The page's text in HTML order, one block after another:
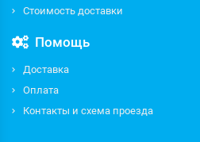
Стоимость доставки
Помощь
Доставка
Оплата
Контакты и схема проезда